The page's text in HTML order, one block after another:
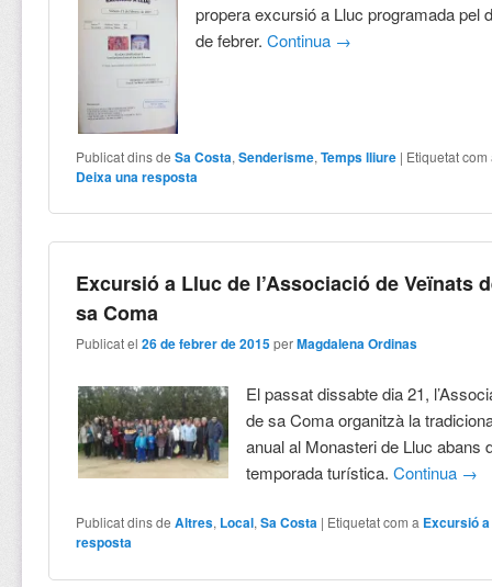
propera excursió a Lluc programada pel
de febrer.Continua →
Publicat dins de Sa Costa,Senderisme,Temps lliure | Etiquetat com
Deixa una resposta
Excursió a Lluc de l’Associació de Veïnats
sa Coma
Publicat el26 de febrer de 2015 perMagdalena Ordinas
El passat dissabte dia 21,
de sa Coma organitzà la
anual al Monasteri de Lluc abans
temporada turística.Continua →
Publicat dins de Altres, Local,Sa Costa | Etiquetat com a Excursió
resposta